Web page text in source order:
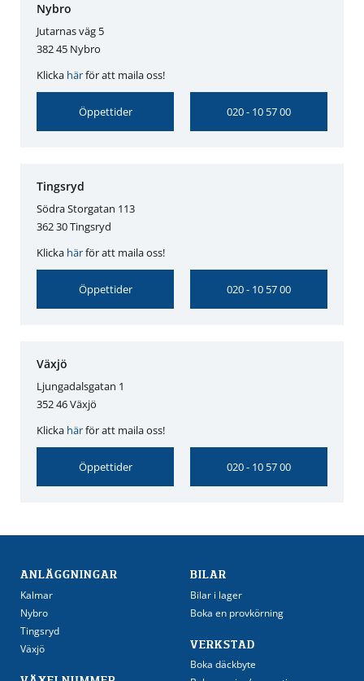
Nybro
Jutarnas väg 5
382 45 Nybro
Klicka härför att maila oss!
Öppettider 020 - 10 57 00
Tingsryd
Södra Storgatan 113
362 30 Tingsryd
Klicka härför att maila oss!
Öppettider 020 - 10 57 00
Växjö
Ljungadalsgatan 1
352 46 Växjö
Klicka härför att maila oss!
Öppettider 020 - 10 57 00
ANLÄGGNINGAR
Kalmar
Nybro
Tingsryd
Växjö
BILAR
Bilar i lager
Boka en provkörning
VERKSTAD
Boka däckbyte